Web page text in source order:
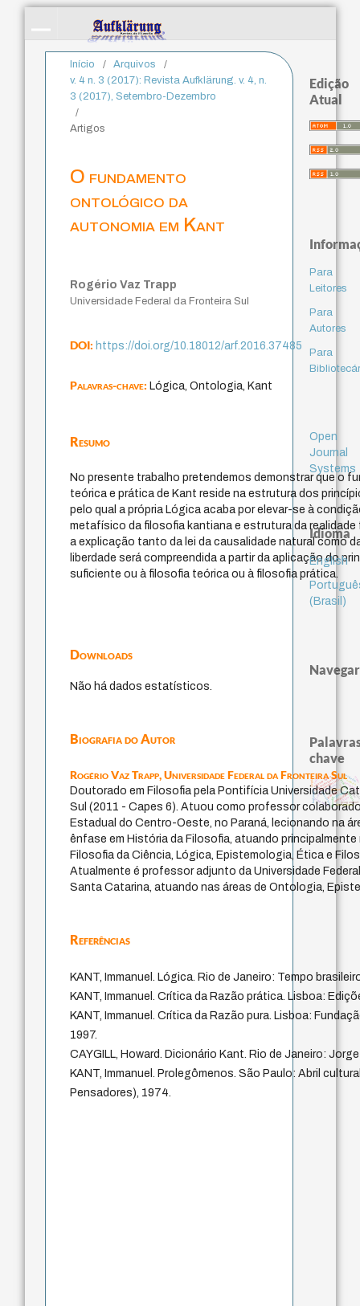
Início / Arquivos
/
v. 4 n. 3 (2017): Revista Aufklärung. v. 4, n.
3 (2017), Setembro-Dezembro
/
Artigos
O fundamento
ontológico da
autonomia em Kant
Rogério Vaz Trapp
Universidade Federal da Fronteira Sul
DOI:https://doi.org/10.18012/arf.2016.37485
Palavras-chave:Lógica, Ontologia, Kant
Resumo
No presente trabalho pretendemos demonstrar que o
teórica e prática de Kant reside na estrutura dos
pelo qual a própria Lógica acaba por elevar-se à
metafísico da filosofia kantiana e estrutura da
a explicação tanto da lei da causalidade natural como
liberdade será compreendida a partir da aplicação do
suficiente ou à filosofia teórica ou à filosofia prática.
Downloads
Não há dados estatísticos.
Biografia do Autor
Rogério Vaz Trapp,Universidade Federal da Fronteira Sul
Doutorado em Filosofia pela Pontifícia Universidade
Sul (2011 - Capes 6). Atuou como professor
Estadual do Centro-Oeste, no Paraná, lecionando na
ênfase em História da Filosofia, atuando
Filosofia da Ciência, Lógica, Epistemologia, Ética e
Atualmente é professor adjunto da Universidade
Santa Catarina, atuando nas áreas de Ontologia,
Referências
KANT, Immanuel. Lógica. Rio de Janeiro: Tempo
KANT, Immanuel. Crítica da Razão prática. Lisboa:
KANT, Immanuel. Crítica da Razão pura. Lisboa:
1997.
CAYGILL, Howard. Dicionário Kant. Rio de Janeiro:
KANT, Immanuel. Prolegômenos. São Paulo: Abril
Pensadores), 1974.
Edição
Atual
Para
Leitores
Para
Autores
Para
Open
Journal
Systems
Idioma
English
(Brasil)
Navegar
chave
comunidade
giustizia princípios políticos
justiça
desobediência civil
consciência
metaphysics
criticism
filosofar
carlo michelstaedter
esperança
vida anímica
georg simmel
georg lukács
karl popper
segunda tópica
desesperança
melancolia ser-aí
certeza aestheticstemor
carne
aflição
alegria